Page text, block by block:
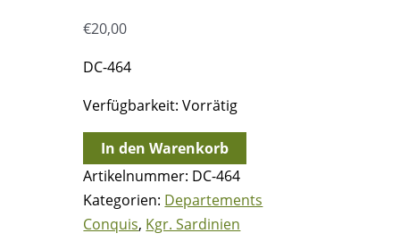
€20,00
DC-464
Verfügbarkeit: Vorrätig
11.3.1811
-
108
/
CEVA
In den Warenkorb
Artikelnummer: DC-464
Kategorien: Departements
Conquis, Kgr. Sardinien